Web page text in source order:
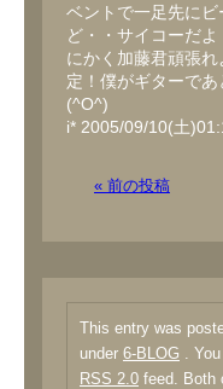
ベントで一足先に
ど・・サイコーだ
にかく加藤君頑張
定！僕がギターで
(^O^)
i* 2005/09/10(土
« 前の投稿
This entry was
under 6-BLOG .
RSS 2.0 feed. Both